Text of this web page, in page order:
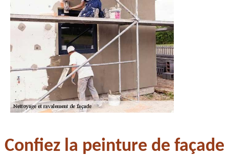
Confiez la peinture de façade